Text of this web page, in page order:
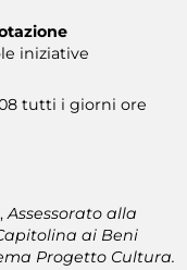
iniziative
tutti i giorni ore
,Assessorato alla
ai Beni
Progetto Cultura.